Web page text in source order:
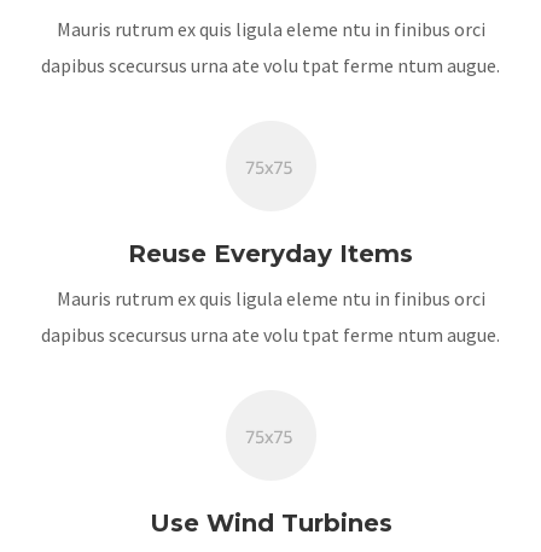
Mauris rutrum ex quis ligula eleme ntu in finibus orci
dapibus scecursus urna ate volu tpat ferme ntum augue.
Reuse Everyday Items
Mauris rutrum ex quis ligula eleme ntu in finibus orci
dapibus scecursus urna ate volu tpat ferme ntum augue.
Use Wind Turbines